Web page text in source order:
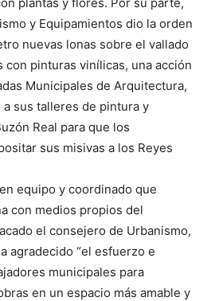
y Equipamientos dio la orden
nuevas lonas sobre el vallado
con pinturas vinílicas, una acción
Municipales de Arquitectura,
sus talleres de pintura y
Real para que los
sus misivas a los Reyes
equipo y coordinado que
con medios propios del
el consejero de Urbanismo,
agradecido “el esfuerzo e
municipales para
en un espacio más amable y